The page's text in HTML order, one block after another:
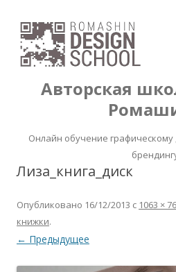
Авторская
Онлайн обучение графическому
Лиза_книга_диск
Опубликовано 16/12/2013 с 1063 ×
книжки.
← Предыдущее